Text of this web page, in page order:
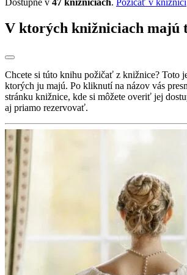
V ktorých knižniciach majú
Chcete si túto knihu požičať z knižnice? Toto
ktorých ju majú. Po kliknutí na názov vás
stránku knižnice, kde si môžete overiť jej
aj priamo rezervovať.